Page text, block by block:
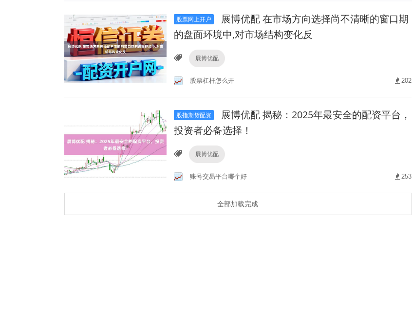
股票网上开户
展博优配 在市场方向选择尚不清晰的窗口期
的盘面环境中,对市场结构变化反
展博优配
股票杠杆怎么开 202
股指期货配资
展博优配 揭秘：2025年最安全的配资平台，
投资者必备选择！
展博优配
账号交易平台哪个好 253
全部加载完成